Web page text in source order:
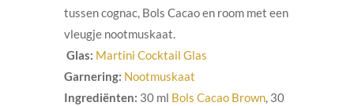
tussen cognac, Bols Cacao en room met een
vleugje nootmuskaat.
Glas: Martini Cocktail Glas
Garnering: Nootmuskaat
Ingrediënten: 30 ml Bols Cacao Brown, 30